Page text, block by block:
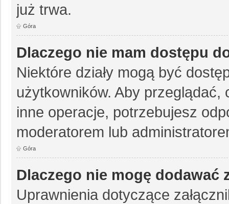
już trwa.
Góra
Dlaczego nie mam dostępu
Niektóre działy mogą być
użytkowników. Aby
inne operacje, potrzebujesz
moderatorem lub
Góra
Dlaczego nie mogę dodawać
Uprawnienia dotyczące